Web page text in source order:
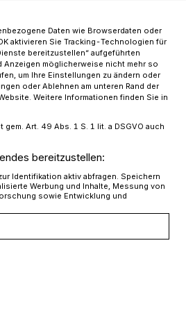
im Stadtgebiet
noch
einige
jetzt
Daten wie Browserdaten oder
aktivieren Sie Tracking-Technologien für
bereitzustellen“ aufgeführten
Anzeigen möglicherweise nicht mehr so
um Ihre Einstellungen zu ändern oder
oder Ablehnen am unteren Rand der
Weitere Informationen finden Sie in
Art. 49 Abs. 1 S. 1 lit. a DSGVO auch
bereitzustellen:
Identifikation aktiv abfragen. Speichern
Werbung und Inhalte, Messung von
sowie Entwicklung und